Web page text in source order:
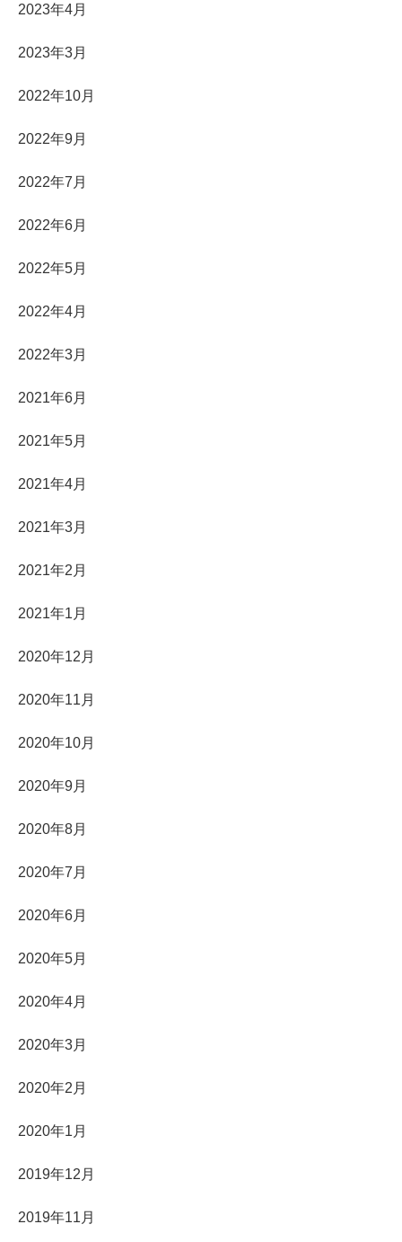
2023年4月
2023年3月
2022年10月
2022年9月
2022年7月
2022年6月
2022年5月
2022年4月
2022年3月
2021年6月
2021年5月
2021年4月
2021年3月
2021年2月
2021年1月
2020年12月
2020年11月
2020年10月
2020年9月
2020年8月
2020年7月
2020年6月
2020年5月
2020年4月
2020年3月
2020年2月
2020年1月
2019年12月
2019年11月